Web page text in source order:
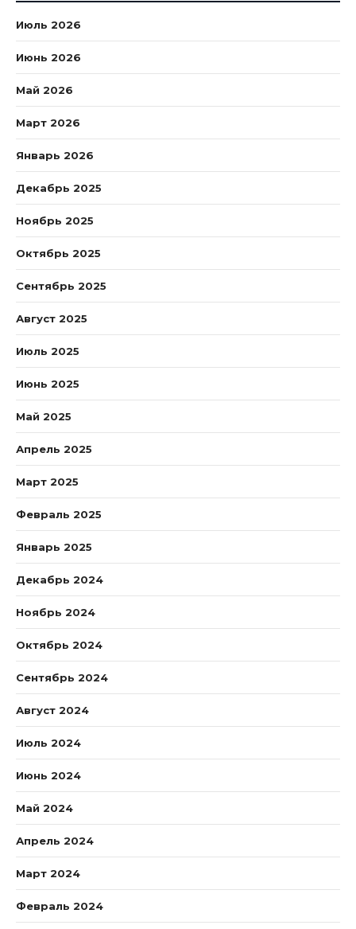
Июль 2026
Июнь 2026
Май 2026
Март 2026
Январь 2026
Декабрь 2025
Ноябрь 2025
Октябрь 2025
Сентябрь 2025
Август 2025
Июль 2025
Июнь 2025
Май 2025
Апрель 2025
Март 2025
Февраль 2025
Январь 2025
Декабрь 2024
Ноябрь 2024
Октябрь 2024
Сентябрь 2024
Август 2024
Июль 2024
Июнь 2024
Май 2024
Апрель 2024
Март 2024
Февраль 2024